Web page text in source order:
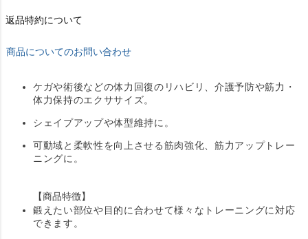
返品特約について
商品についてのお問い合わせ
ケガや術後などの体力回復のリハビリ、介護予防や筋力・
体力保持のエクササイズ。
シェイプアップや体型維持に。
可動域と柔軟性を向上させる筋肉強化、筋力アップトレー
ニングに。
【商品特徴】
鍛えたい部位や目的に合わせて様々なトレーニングに対応
できます。